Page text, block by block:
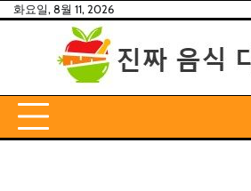
Skip화요일, 8월 11, 2026